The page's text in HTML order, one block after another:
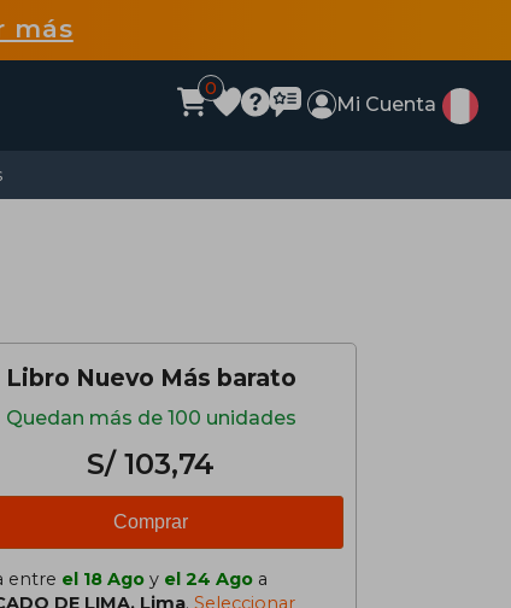
más
0
Mi Cuenta
Libro Nuevo Más barato
Quedan más de 100 unidades
S/ 103,74
Comprar
entre el 18 Ago y el 24 Ago a
DE LIMA, Lima. Seleccionar